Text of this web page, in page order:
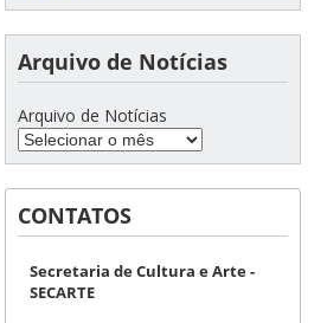
Arquivo de Notícias
Arquivo de Notícias
CONTATOS
Secretaria de Cultura e Arte -
SECARTE